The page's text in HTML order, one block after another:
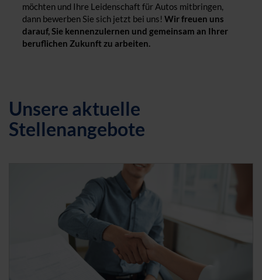
möchten und Ihre Leidenschaft für Autos mitbringen,
dann bewerben Sie sich jetzt bei uns! Wir freuen uns
darauf, Sie kennenzulernen und gemeinsam an Ihrer
beruflichen Zukunft zu arbeiten.
Unsere aktuelle
Stellenangebote